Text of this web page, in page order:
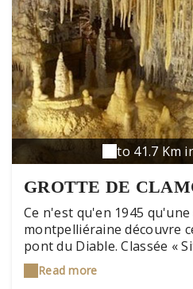
to 41.7 Km
GROTTE DE
Ce n'est qu'en 1945
montpelliéraine découvre
pont du Diable. Classée «
pittoresque », 1ère grotte
intégralement équipée de
Read more